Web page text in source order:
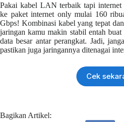
Pakai kabel LAN terbaik tapi internet
ke paket internet only mulai 160
Gbps! Kombinasi kabel yang tepat
jaringan kamu makin stabil entah
data besar antar perangkat. Jadi,
pastikan juga jaringannya ditenagai
Cek
Bagikan Artikel: